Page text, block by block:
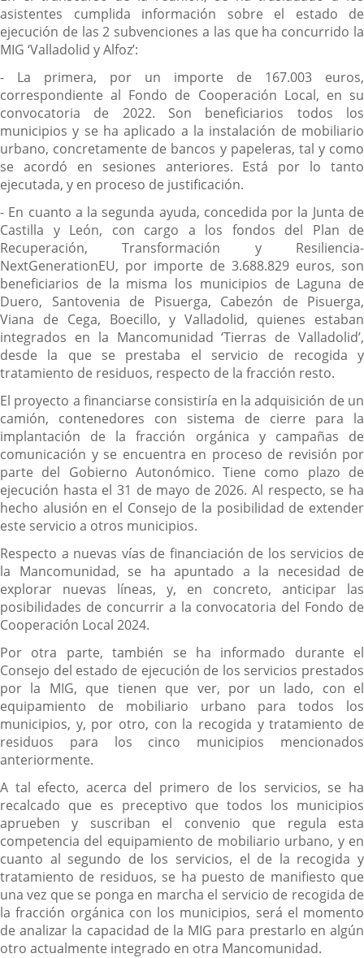
asistentes cumplida información sobre el estado de
ejecución de las 2 subvenciones a las que ha concurrido la
MIG ‘Valladolid y Alfoz’:
- La primera, por un importe de 167.003 euros,
correspondiente al Fondo de Cooperación Local, en su
convocatoria de 2022. Son beneficiarios todos los
municipios y se ha aplicado a la instalación de mobiliario
urbano, concretamente de bancos y papeleras, tal y como
se acordó en sesiones anteriores. Está por lo tanto
ejecutada, y en proceso de justificación.
- En cuanto a la segunda ayuda, concedida por la Junta de
Castilla y León, con cargo a los fondos del Plan de
Recuperación, Transformación y Resiliencia-
NextGenerationEU, por importe de 3.688.829 euros, son
beneficiarios de la misma los municipios de Laguna de
Duero, Santovenia de Pisuerga, Cabezón de Pisuerga,
Viana de Cega, Boecillo, y Valladolid, quienes estaban
integrados en la Mancomunidad ‘Tierras de Valladolid’,
desde la que se prestaba el servicio de recogida y
tratamiento de residuos, respecto de la fracción resto.
El proyecto a financiarse consistiría en la adquisición de un
camión, contenedores con sistema de cierre para la
implantación de la fracción orgánica y campañas de
comunicación y se encuentra en proceso de revisión por
parte del Gobierno Autonómico. Tiene como plazo de
ejecución hasta el 31 de mayo de 2026. Al respecto, se ha
hecho alusión en el Consejo de la posibilidad de extender
este servicio a otros municipios.
Respecto a nuevas vías de financiación de los servicios de
la Mancomunidad, se ha apuntado a la necesidad de
explorar nuevas líneas, y, en concreto, anticipar las
posibilidades de concurrir a la convocatoria del Fondo de
Cooperación Local 2024.
Por otra parte, también se ha informado durante el
Consejo del estado de ejecución de los servicios prestados
por la MIG, que tienen que ver, por un lado, con el
equipamiento de mobiliario urbano para todos los
municipios, y, por otro, con la recogida y tratamiento de
residuos para los cinco municipios mencionados
anteriormente.
A tal efecto, acerca del primero de los servicios, se ha
recalcado que es preceptivo que todos los municipios
aprueben y suscriban el convenio que regula esta
competencia del equipamiento de mobiliario urbano, y en
cuanto al segundo de los servicios, el de la recogida y
tratamiento de residuos, se ha puesto de manifiesto que
una vez que se ponga en marcha el servicio de recogida de
la fracción orgánica con los municipios, será el momento
de analizar la capacidad de la MIG para prestarlo en algún
otro actualmente integrado en otra Mancomunidad.